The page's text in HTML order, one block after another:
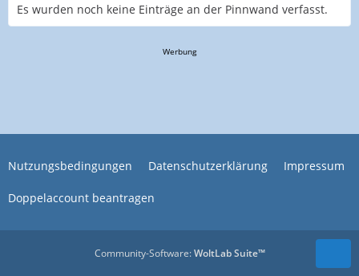
Es wurden noch keine Einträge an der Pinnwand verfasst.
Werbung
Nutzungsbedingungen Datenschutzerklärung Impressum
Doppelaccount beantragen
Community-Software:WoltLab Suite™